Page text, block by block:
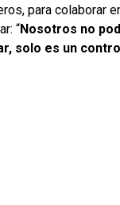
para colaborar
“Nosotros no
solo es un